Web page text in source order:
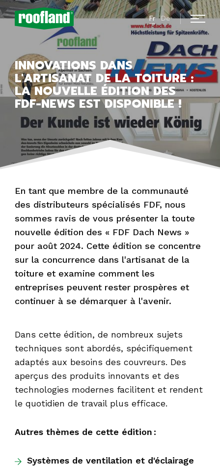
Fr De
INNOVATIONS DANS
L'ARTISANAT DE LA TOITURE :
LA NOUVELLE ÉDITION DES
FDF-NEWS EST DISPONIBLE !
En tant que membre de la communauté
des distributeurs spécialisés FDF, nous
sommes ravis de vous présenter la toute
nouvelle édition des « FDF Dach News »
pour août 2024. Cette édition se concentre
sur la concurrence dans l'artisanat de la
toiture et examine comment les
entreprises peuvent rester prospères et
continuer à se démarquer à l'avenir.
Dans cette édition, de nombreux sujets
techniques sont abordés, spécifiquement
adaptés aux besoins des couvreurs. Des
aperçus des produits innovants et des
technologies modernes facilitent et rendent
le quotidien de travail plus efficace.
Autres thèmes de cette édition :
Systèmes de ventilation et d'éclairage